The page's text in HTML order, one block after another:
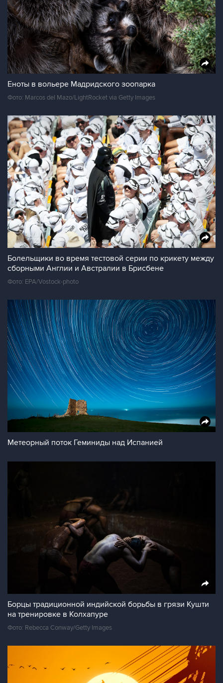
Еноты в вольере Мадридского зоопарка
Фото: Marcos del Mazo/LightRocket via Getty Images
Болельщики во время тестовой серии по крикету между
сборными Англии и Австралии в Брисбене
Фото: EPA/Vostock-photo
Метеорный поток Геминиды над Испанией
Борцы традиционной индийской борьбы в грязи Кушти
на тренировке в Колхапуре
Фото: Rebecca Conway/Getty Images